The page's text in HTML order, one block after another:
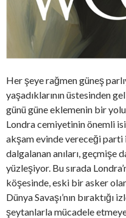
Her şeye rağmen güneş
yaşadıklarının üstesinden
günü güne eklemenin bir
Londra cemiyetinin önemli
akşam evinde vereceği parti
dalgalanan anıları, geçmişe
yüzleşiyor. Bu sırada
köşesinde, eski bir asker
Dünya Savaşı’nın bıraktığı
şeytanlarla mücadele etmeye